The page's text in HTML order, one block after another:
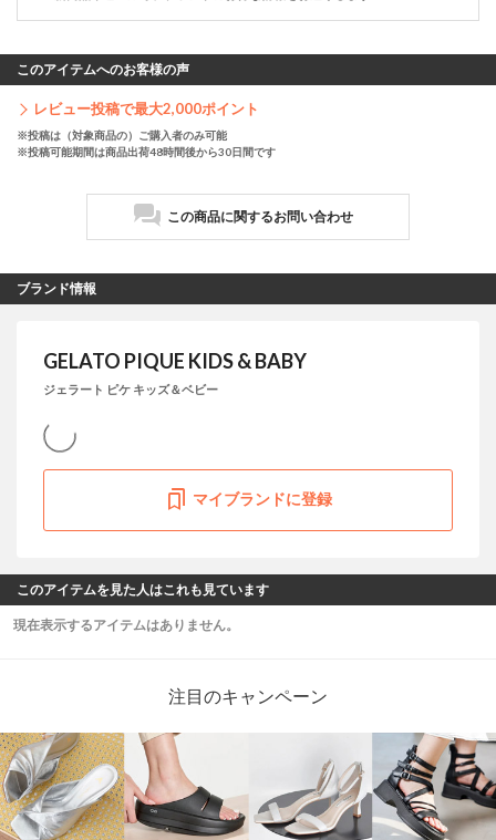
このアイテムへのお客様の声
レビュー投稿で最大2,000ポイント
※投稿は（対象商品の）ご購入者のみ可能
※投稿可能期間は商品出荷48時間後から30日間です
この商品に関するお問い合わせ
ブランド情報
GELATO PIQUE KIDS & BABY
ジェラート ピケ キッズ＆ベビー
マイブランドに登録
このアイテムを見た人はこれも見ています
現在表示するアイテムはありません。
注目のキャンペーン